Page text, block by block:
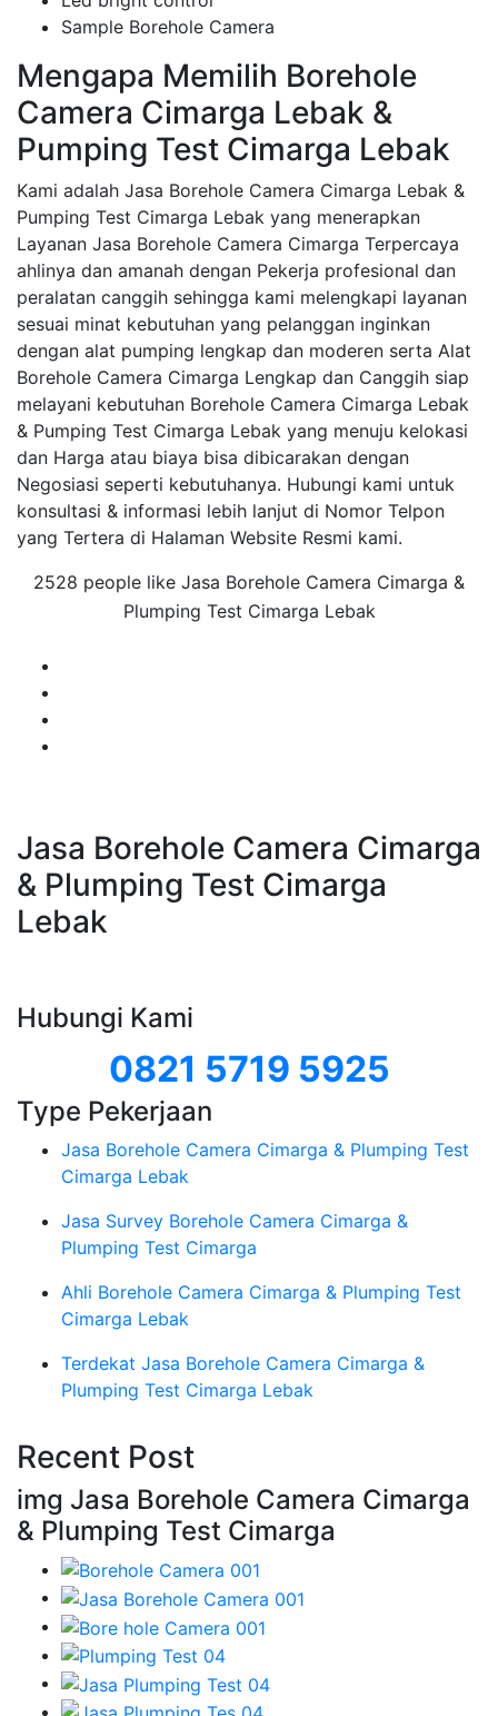
Sample Borehole Camera
Mengapa Memilih Borehole
Camera Cimarga Lebak &
Pumping Test Cimarga Lebak
Kami adalah Jasa Borehole Camera Cimarga Lebak &
Pumping Test Cimarga Lebak yang menerapkan
Layanan Jasa Borehole Camera Cimarga Terpercaya
ahlinya dan amanah dengan Pekerja profesional dan
peralatan canggih sehingga kami melengkapi layanan
sesuai minat kebutuhan yang pelanggan inginkan
dengan alat pumping lengkap dan moderen serta Alat
Borehole Camera Cimarga Lengkap dan Canggih siap
melayani kebutuhan Borehole Camera Cimarga Lebak
& Pumping Test Cimarga Lebak yang menuju kelokasi
dan Harga atau biaya bisa dibicarakan dengan
Negosiasi seperti kebutuhanya. Hubungi kami untuk
konsultasi & informasi lebih lanjut di Nomor Telpon
yang Tertera di Halaman Website Resmi kami.
2528 people like Jasa Borehole Camera Cimarga &
Plumping Test Cimarga Lebak
Jasa Borehole Camera Cimarga
& Plumping Test Cimarga
Lebak
Hubungi Kami
0821 5719 5925
Type Pekerjaan
Jasa Borehole Camera Cimarga & Plumping Test
Cimarga Lebak
Jasa Survey Borehole Camera Cimarga &
Plumping Test Cimarga
Ahli Borehole Camera Cimarga & Plumping Test
Cimarga Lebak
Terdekat Jasa Borehole Camera Cimarga &
Plumping Test Cimarga Lebak
Recent Post
img Jasa Borehole Camera Cimarga
& Plumping Test Cimarga